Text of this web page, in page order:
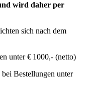
wird daher per
sich nach dem
unter € 1000,- (netto)
bei Bestellungen unter